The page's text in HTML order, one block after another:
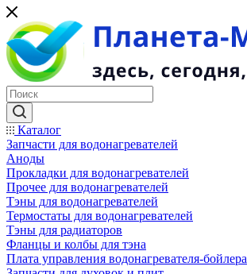
Каталог
Запчасти для водонагревателей
Аноды
Прокладки для водонагревателей
Прочее для водонагревателей
Тэны для водонагревателей
Термостаты для водонагревателей
Тэны для радиаторов
Фланцы и колбы для тэна
Плата управления водонагревателя-бойлера